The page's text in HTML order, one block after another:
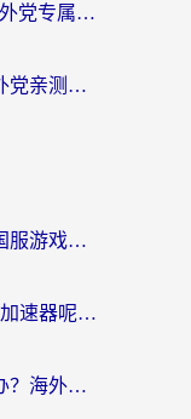
在国外怎么看nba直播网站？海外党专属体育观赛指南，告别地区限制！
国外怎么看手机腾讯视频？海外党亲测有效的追剧加速器选择指南
德国怎么玩最强祖师？海外党国服游戏加速器选择全攻略（附宝可梦Online实测）
在国外玩QQ飞车需要下载什么加速器呢？海外党亲测有效的国服游戏加速指南
雪糕工厂国外玩延迟很高怎么办？海外玩家国服游戏加速终极攻略（附实测推荐）